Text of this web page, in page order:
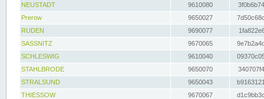
NEUSTADT
9610080
Prerow
9650027
RUDEN
9690077
SASSNITZ
9670065
SCHLESWIG
9610040
STAHLBRODE
9650070
STRALSUND
9650043
THIESSOW
9670067